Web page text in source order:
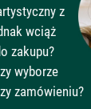
z
wciąż
zakupu?
wyborze
zamówieniu?